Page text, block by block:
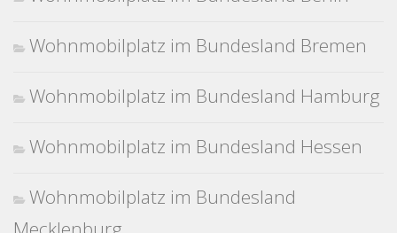
Wohnmobilplatz im Bundesland Bremen
Wohnmobilplatz im Bundesland Hamburg
Wohnmobilplatz im Bundesland Hessen
Wohnmobilplatz im Bundesland